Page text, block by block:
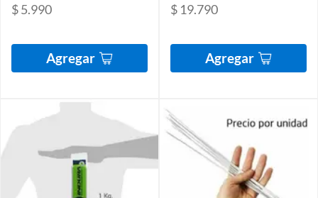
$ 5.990
Agregar
$ 19.790
Agregar